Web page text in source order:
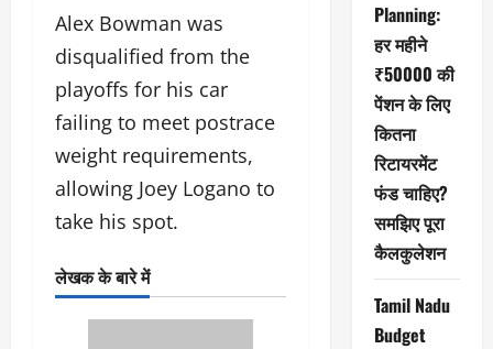
Alex Bowman was
disqualified from the
playoffs for his car
failing to meet postrace
weight requirements,
allowing Joey Logano to
take his spot.
लेखक के बारे में
Planning:
हर महीने
₹50000 की
पेंशन के लिए
कितना
रिटायरमेंट
फंड चाहिए?
समझिए पूरा
कैलकुलेशन
Tamil Nadu
Budget